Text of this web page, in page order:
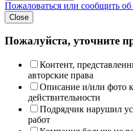
Пожаловаться или сообщить
Close
Пожалуйста, уточните
Контент,
авторские права
Описание и/или фото
действительности
Подрядчик нарушил
работ